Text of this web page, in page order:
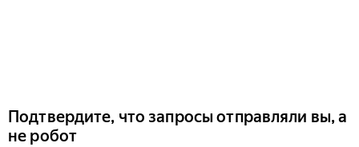
Подтвердите, что запросы отправляли вы, а
не робот